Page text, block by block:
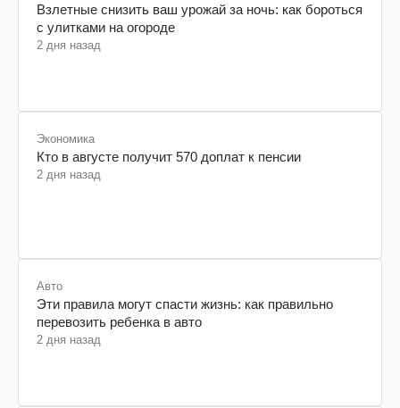
Взлетные снизить ваш урожай за ночь: как бороться
с улитками на огороде
2 дня назад
Экономика
Кто в августе получит 570 доплат к пенсии
2 дня назад
Авто
Эти правила могут спасти жизнь: как правильно
перевозить ребенка в авто
2 дня назад